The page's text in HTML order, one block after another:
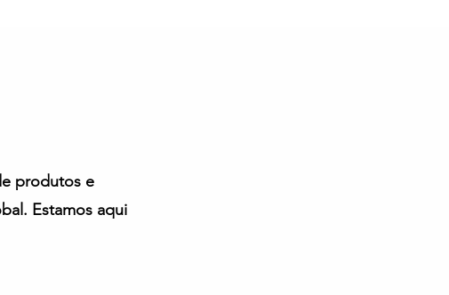
produtos e
Estamos aqui